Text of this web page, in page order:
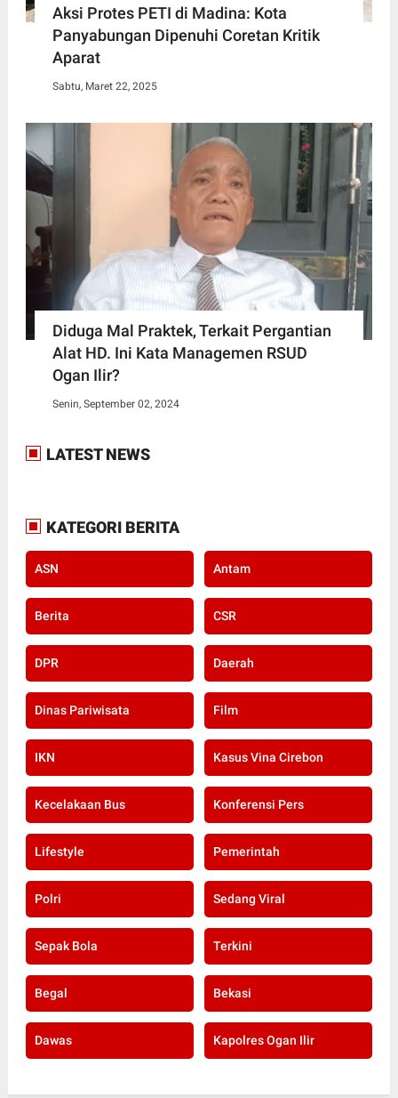
Aksi Protes PETI di Madina: Kota
Panyabungan Dipenuhi Coretan Kritik
Aparat
Sabtu, Maret 22, 2025
Diduga Mal Praktek, Terkait Pergantian
Alat HD. Ini Kata Managemen RSUD
Ogan Ilir?
Senin, September 02, 2024
LATEST NEWS
KATEGORI BERITA
ASN Antam
Berita CSR
DPR Daerah
Dinas Pariwisata Film
IKN Kasus Vina Cirebon
Kecelakaan Bus Konferensi Pers
Lifestyle Pemerintah
Polri Sedang Viral
Sepak Bola Terkini
Begal Bekasi
Dawas Kapolres Ogan Ilir